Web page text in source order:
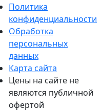
Политика
конфиденциальности
Обработка
персональных
данных
Карта сайта
Цены на сайте не
являются публичной
офертой